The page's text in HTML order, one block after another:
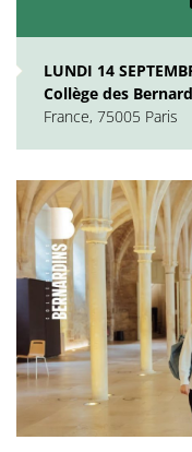
LUNDI 14
Collège des
France, 75005 Paris